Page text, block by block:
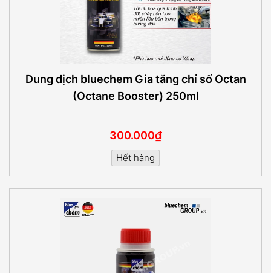
Dung dịch bluechem Gia tăng chỉ số Octan
(Octane Booster) 250ml
300.000₫
Hết hàng